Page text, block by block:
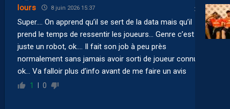
lours 8 juin 2026 15:37
Super…. On apprend qu’il se sert de la data mais qu’il
prend le temps de ressentir les joueurs… Genre c’est pas
juste un robot, ok…. Il fait son job à peu près
normalement sans jamais avoir sorti de joueur connu 🫪
ok… Va falloir plus d’info avant de me faire un avis
1 0